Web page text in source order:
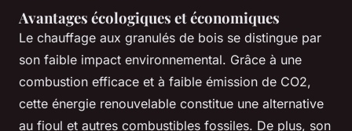
Avantages écologiques et économiques
Le chauffage aux granulés de bois se distingue par
son faible impact environnemental. Grâce à une
combustion efficace et à faible émission de CO2,
cette énergie renouvelable constitue une alternative
au fioul et autres combustibles fossiles. De plus, son